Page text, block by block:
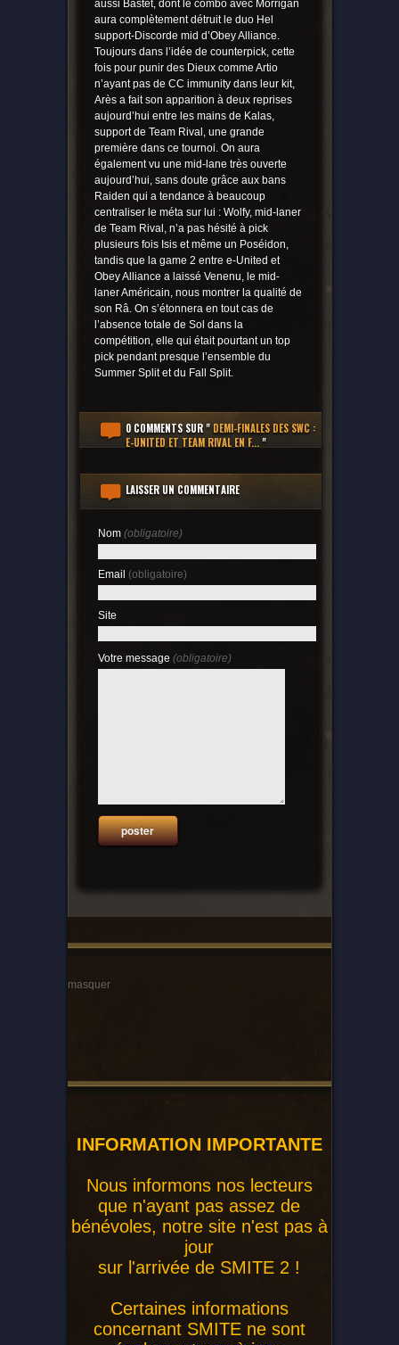
aussi Bastet, dont le combo avec Morrigan
aura complètement détruit le duo Hel
support-Discorde mid d’Obey Alliance.
Toujours dans l’idée de counterpick, cette
fois pour punir des Dieux comme Artio
n’ayant pas de CC immunity dans leur kit,
Arès a fait son apparition à deux reprises
aujourd’hui entre les mains de Kalas,
support de Team Rival, une grande
première dans ce tournoi. On aura
également vu une mid-lane très ouverte
aujourd’hui, sans doute grâce aux bans
Raiden qui a tendance à beaucoup
centraliser le méta sur lui : Wolfy, mid-laner
de Team Rival, n’a pas hésité à pick
plusieurs fois Isis et même un Poséidon,
tandis que la game 2 entre e-United et
Obey Alliance a laissé Venenu, le mid-
laner Américain, nous montrer la qualité de
son Râ. On s’étonnera en tout cas de
l’absence totale de Sol dans la
compétition, elle qui était pourtant un top
pick pendant presque l’ensemble du
Summer Split et du Fall Split.
0 COMMENTSSUR "DEMI-FINALES DES SWC :
E-UNITED ET TEAM RIVAL EN F..."
LAISSER UN COMMENTAIRE
Nom (obligatoire)
Email (obligatoire)
Site
Votre message (obligatoire)
masquer
INFORMATION IMPORTANTE
Nous informons nos lecteurs
que n'ayant pas assez de
bénévoles, notre site n'est pas à
jour
sur l'arrivée de SMITE 2 !
Certaines informations
concernant SMITE ne sont